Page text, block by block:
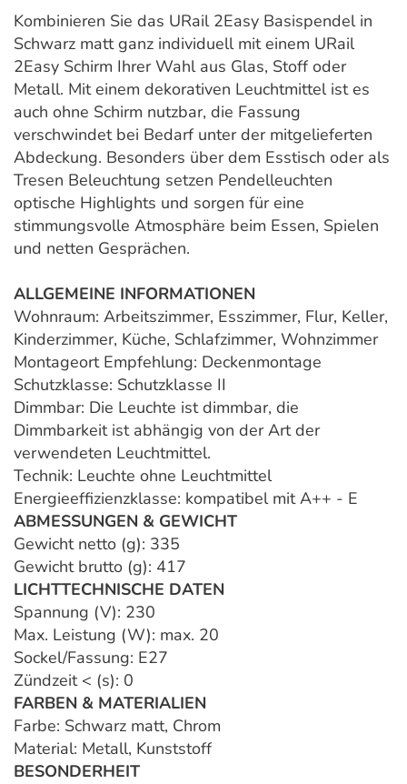
Kombinieren Sie das URail 2Easy Basispendel in
Schwarz matt ganz individuell mit einem URail
2Easy Schirm Ihrer Wahl aus Glas, Stoff oder
Metall. Mit einem dekorativen Leuchtmittel ist es
auch ohne Schirm nutzbar, die Fassung
verschwindet bei Bedarf unter der mitgelieferten
Abdeckung. Besonders über dem Esstisch oder als
Tresen Beleuchtung setzen Pendelleuchten
optische Highlights und sorgen für eine
stimmungsvolle Atmosphäre beim Essen, Spielen
und netten Gesprächen.
ALLGEMEINE INFORMATIONEN
Wohnraum: Arbeitszimmer, Esszimmer, Flur, Keller,
Kinderzimmer, Küche, Schlafzimmer, Wohnzimmer
Montageort Empfehlung: Deckenmontage
Schutzklasse: Schutzklasse II
Dimmbar: Die Leuchte ist dimmbar, die
Dimmbarkeit ist abhängig von der Art der
verwendeten Leuchtmittel.
Technik: Leuchte ohne Leuchtmittel
Energieeffizienzklasse: kompatibel mit A++ - E
ABMESSUNGEN & GEWICHT
Gewicht netto (g): 335
Gewicht brutto (g): 417
LICHTTECHNISCHE DATEN
Spannung (V): 230
Max. Leistung (W): max. 20
Sockel/Fassung: E27
Zündzeit < (s): 0
FARBEN & MATERIALIEN
Farbe: Schwarz matt, Chrom
Material: Metall, Kunststoff
BESONDERHEIT